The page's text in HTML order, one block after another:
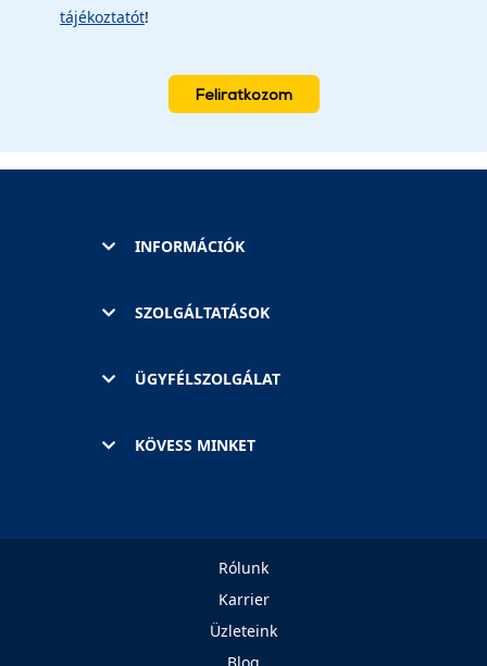
tájékoztatót!
Feliratkozom
INFORMÁCIÓK
SZOLGÁLTATÁSOK
ÜGYFÉLSZOLGÁLAT
KÖVESS MINKET
Rólunk
Karrier
Üzleteink